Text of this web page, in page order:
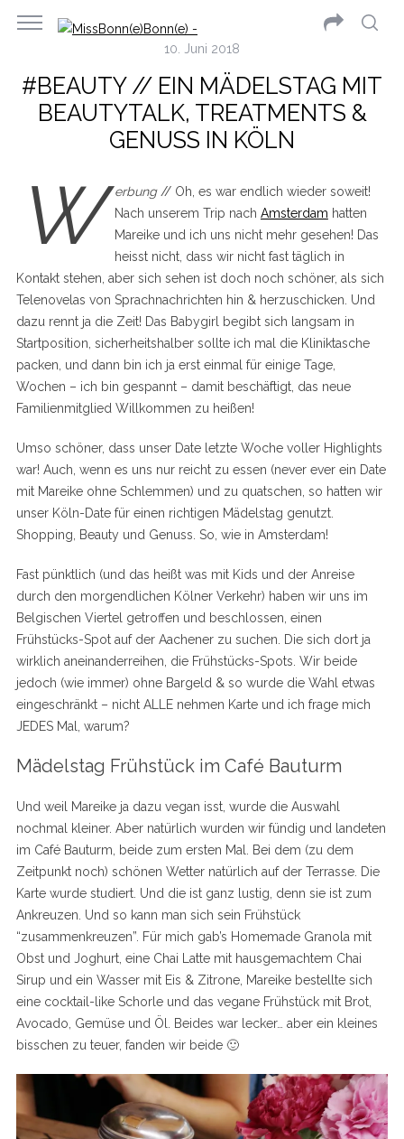
10. Juni 2018
#BEAUTY // EIN MÄDELSTAG MIT
BEAUTYTALK, TREATMENTS &
GENUSS IN KÖLN
W erbung// Oh, es war endlich wieder soweit!
Nach unserem Trip nach Amsterdam hatten
Mareike und ich uns nicht mehr gesehen! Das
heisst nicht, dass wir nicht fast täglich in
Kontakt stehen, aber sich sehen ist doch noch schöner, als sich
Telenovelas von Sprachnachrichten hin & herzuschicken. Und
dazu rennt ja die Zeit! Das Babygirl begibt sich langsam in
Startposition, sicherheitshalber sollte ich mal die Kliniktasche
packen, und dann bin ich ja erst einmal für einige Tage,
Wochen – ich bin gespannt – damit beschäftigt, das neue
Familienmitglied Willkommen zu heißen!
Umso schöner, dass unser Date letzte Woche voller Highlights
war! Auch, wenn es uns nur reicht zu essen (never ever ein Date
mit Mareike ohne Schlemmen) und zu quatschen, so hatten wir
unser Köln-Date für einen richtigen Mädelstag genutzt.
Shopping, Beauty und Genuss. So, wie in Amsterdam!
Fast pünktlich (und das heißt was mit Kids und der Anreise
durch den morgendlichen Kölner Verkehr) haben wir uns im
Belgischen Viertel getroffen und beschlossen, einen
Frühstücks-Spot auf der Aachener zu suchen. Die sich dort ja
wirklich aneinanderreihen, die Frühstücks-Spots. Wir beide
jedoch (wie immer) ohne Bargeld & so wurde die Wahl etwas
eingeschränkt – nicht ALLE nehmen Karte und ich frage mich
JEDES Mal, warum?
Mädelstag Frühstück im Café Bauturm
Und weil Mareike ja dazu vegan isst, wurde die Auswahl
nochmal kleiner. Aber natürlich wurden wir fündig und landeten
im Café Bauturm, beide zum ersten Mal. Bei dem (zu dem
Zeitpunkt noch) schönen Wetter natürlich auf der Terrasse. Die
Karte wurde studiert. Und die ist ganz lustig, denn sie ist zum
Ankreuzen. Und so kann man sich sein Frühstück
“zusammenkreuzen”. Für mich gab’s Homemade Granola mit
Obst und Joghurt, eine Chai Latte mit hausgemachtem Chai
Sirup und ein Wasser mit Eis & Zitrone, Mareike bestellte sich
eine cocktail-like Schorle und das vegane Frühstück mit Brot,
Avocado, Gemüse und Öl. Beides war lecker… aber ein kleines
bisschen zu teuer, fanden wir beide 🙂